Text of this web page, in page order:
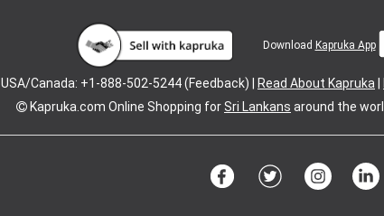
Download Kapruka App
USA/Canada: +1-888-502-5244 (Feedback) | Read About Kapruka
Kapruka.com Online Shopping forSri Lankans around the